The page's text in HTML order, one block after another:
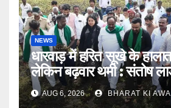
NEWS
धारवाड़ में हरित सूखे के
लेकिन बढ़वार थमी : संतोष
AUG 6, 2026 BHARAT KI